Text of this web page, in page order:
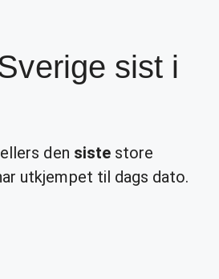
sist i
den sistestore
utkjempet til dags dato.